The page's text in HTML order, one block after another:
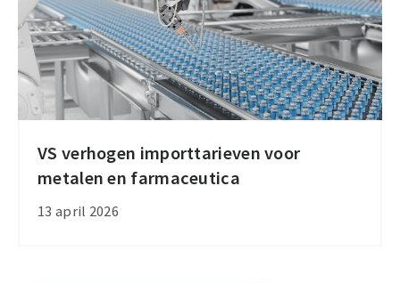
handel
met
Rusland
VS verhogen importtarieven voor
metalen en farmaceutica
13 april 2026
VS
verhogen
importtarieven